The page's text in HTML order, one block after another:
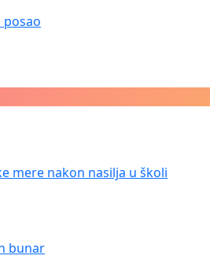
posao
mere nakon nasilja u školi
bunar